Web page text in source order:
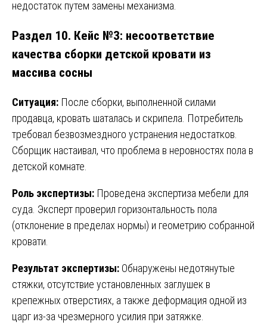
недостаток путем замены механизма.
Раздел 10. Кейс №3: несоответствие
качества сборки детской кровати из
массива сосны
Ситуация: После сборки, выполненной силами
продавца, кровать шаталась и скрипела. Потребитель
требовал безвозмездного устранения недостатков.
Сборщик настаивал, что проблема в неровностях пола в
детской комнате.
Роль экспертизы: Проведена экспертиза мебели для
суда. Эксперт проверил горизонтальность пола
(отклонение в пределах нормы) и геометрию собранной
кровати.
Результат экспертизы: Обнаружены недотянутые
стяжки, отсутствие установленных заглушек в
крепежных отверстиях, а также деформация одной из
царг из-за чрезмерного усилия при затяжке.